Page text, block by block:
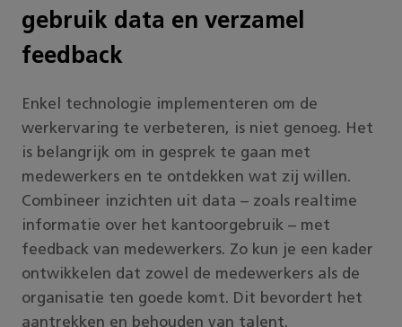
gebruik data en verzamel
feedback
Enkel technologie implementeren om de
werkervaring te verbeteren, is niet genoeg. Het
is belangrijk om in gesprek te gaan met
medewerkers en te ontdekken wat zij willen.
Combineer inzichten uit data – zoals realtime
informatie over het kantoorgebruik – met
feedback van medewerkers. Zo kun je een kader
ontwikkelen dat zowel de medewerkers als de
organisatie ten goede komt. Dit bevordert het
aantrekken en behouden van talent.